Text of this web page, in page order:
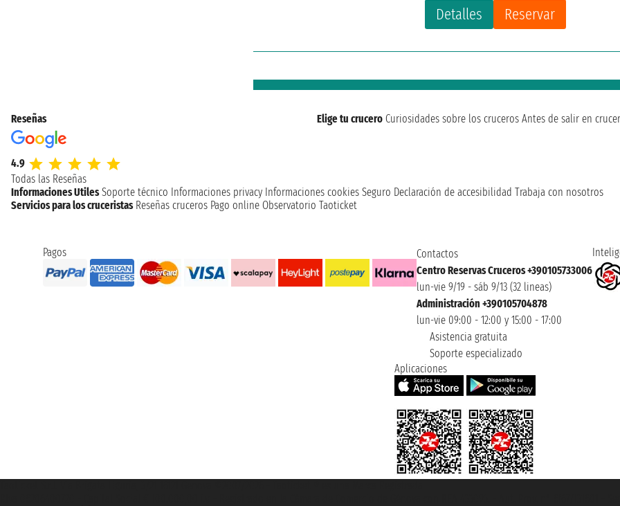
Detalles Reservar
Reseñas
4.9
Todas las Reseñas
Elige tu crucero Curiosidades sobre los cruceros Antes de salir en
Informaciones Utiles Soporte técnico Informaciones privacy Informaciones cookies Seguro Declaración de accesibilidad Trabaja con nosotros
Servicios para los cruceristas Reseñas cruceros Pago online Observatorio Taoticket
Pagos
Contactos
Centro Reservas Cruceros +390105733006
lun-vie 9/19 - sáb 9/13 (32 lineas)
Administración +390105704878
lun-vie 09:00 - 12:00 y 15:00 - 17:00
Asistencia gratuita
Soporte especializado
Aplicaciones